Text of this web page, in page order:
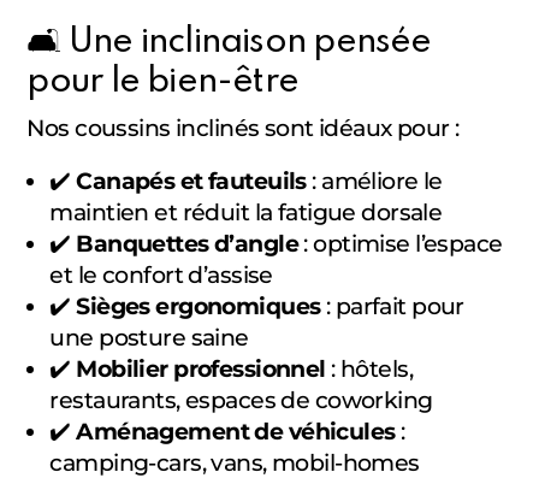
🛋️ Une inclinaison pensée
pour le bien-être
Nos coussins inclinés sont idéaux pour :
✔️Canapés et fauteuils: améliore le
maintien et réduit la fatigue dorsale
✔️ Banquettes d’angle: optimise l’espace
et le confort d’assise
✔️Sièges ergonomiques: parfait pour
une posture saine
✔️ Mobilier professionnel : hôtels,
restaurants, espaces de coworking
✔️Aménagement de véhicules:
camping-cars, vans, mobil-homes